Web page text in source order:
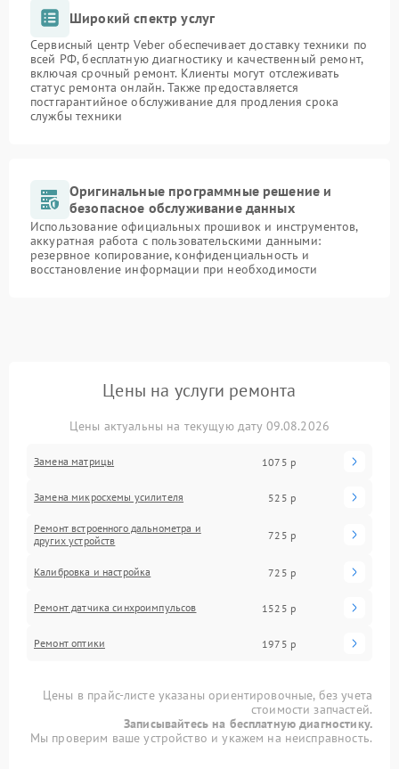
Широкий спектр услуг
Сервисный центр Veber обеспечивает доставку техники по
всей РФ, бесплатную диагностику и качественный ремонт,
включая срочный ремонт. Клиенты могут отслеживать
статус ремонта онлайн. Также предоставляется
постгарантийное обслуживание для продления срока
службы техники
Оригинальные программные решение и
безопасное обслуживание данных
Использование официальных прошивок и инструментов,
аккуратная работа с пользовательскими данными:
резервное копирование, конфиденциальность и
восстановление информации при необходимости
Цены на услуги ремонта
Цены актуальны на текущую дату 09.08.2026
Замена матрицы 1075 р
Замена микросхемы усилителя 525 р
Ремонт встроенного дальнометра и
других устройств
725 р
Калибровка и настройка 725 р
Ремонт датчика синхроимпульсов 1525 р
Ремонт оптики 1975 р
Цены в прайс-листе указаны ориентировочные, без учета
стоимости запчастей.
Записывайтесь на бесплатную диагностику.
Мы проверим ваше устройство и укажем на неисправность.